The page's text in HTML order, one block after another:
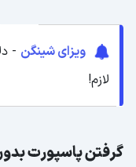
ویزای شینگن -
لازم!
گرفتن پاسپورت